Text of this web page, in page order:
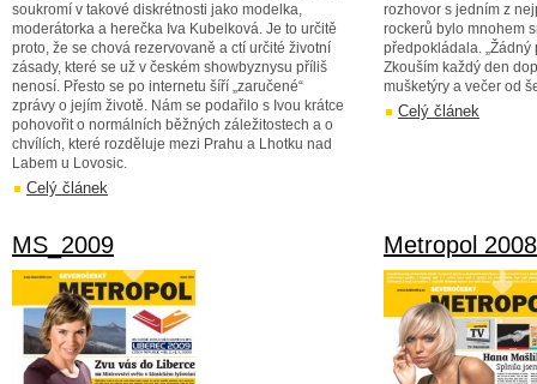
soukromí v takové diskrétnosti jako modelka,
moderátorka a herečka Iva Kubelková. Je to určitě
proto, že se chová rezervovaně a ctí určité životní
zásady, které se už v českém showbyznysu příliš
nenosí. Přesto se po internetu šíří „zaručené“
zprávy o jejím životě. Nám se podařilo s Ivou krátce
pohovořit o normálních běžných záležitostech a o
chvílích, které rozděluje mezi Prahu a Lhotku nad
Labem u Lovosic.
Celý článek
rozhovor s jedním z
rockerů bylo mnohem
předpokládala.
Zkouším každý den
mušketýry a večer od
Celý článek
MS_2009 Metropol